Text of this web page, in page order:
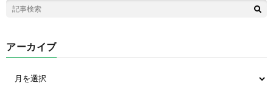
アーカイブ